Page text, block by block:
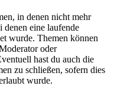
in denen nicht mehr
denen eine laufende
wurde. Themen können
oder
hast du auch die
zu schließen, sofern dies
wurde.